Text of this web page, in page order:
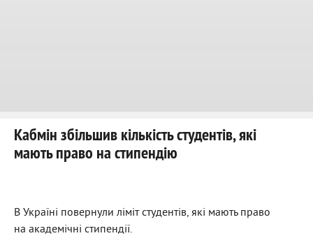
Кабмін збільшив кількість студентів, які
мають право на стипендію
В Україні повернули ліміт студентів, які мають право
на академічні стипендії.